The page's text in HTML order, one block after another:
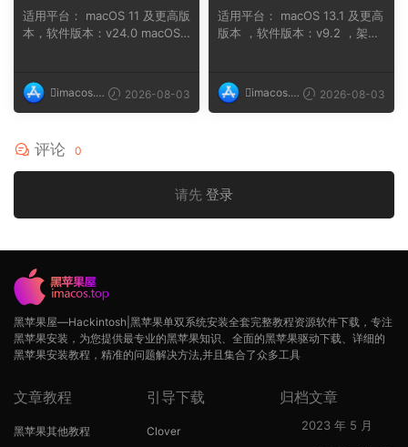
软件
适用平台： macOS 11 及更高版
本，软件版本：v24.0 macOS 1
imacos.t
op
2026-08-03
适用平台： macOS 13.1 及更高
版本 ，软件版本：v9.2 ，架
imacos.t
op
2026-08-03
评论 0
请先 登录
黑苹果屋—Hackintosh|黑苹果单双系统安装全套完整教程资源软件下载，专注
黑苹果安装，为您提供最专业的黑苹果知识、全面的黑苹果驱动下载、详细的
黑苹果安装教程，精准的问题解决方法,并且集合了众多工具
文章教程
黑苹果其他教程
引导下载
Clover
归档文章
2023 年 5 月